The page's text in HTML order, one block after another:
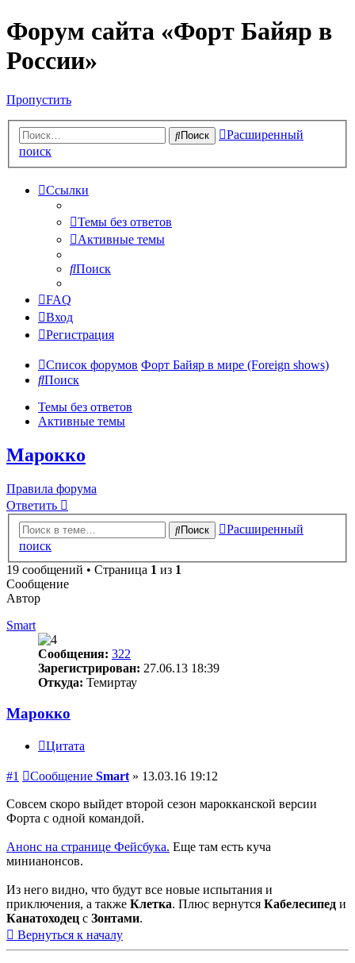
Форум сайта «Форт Байяр в
России»
Пропустить
Поиск
Расширенный
поиск
Ссылки
Темы без ответов
Активные темы
Поиск
FAQ
Вход
Регистрация
Список форумов Форт Байяр в мире (Foreign shows)
Поиск
Темы без ответов
Активные темы
Марокко
Правила форума
Ответить
Поиск
Расширенный
поиск
19 сообщений • Страница 1 из 1
Сообщение
Автор
Smart
Сообщения: 322
Зарегистрирован: 27.06.13 18:39
Откуда: Темиртау
Марокко
Цитата
#1 Сообщение Smart » 13.03.16 19:12
Совсем скоро выйдет второй сезон марокканской версии
Форта с одной командой.
Анонс на странице Фейсбука. Еще там есть куча
минианонсов.
Из него видно, что будут все новые испытания и
приключения, а также Клетка. Плюс вернутся Кабелесипед и
Канатоходец с Зонтами.
Вернуться к началу